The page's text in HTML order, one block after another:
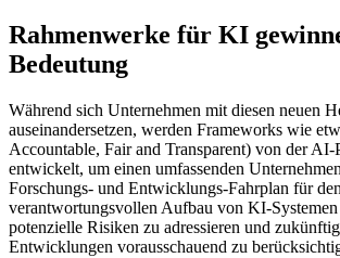
Rahmenwerke für KI
Bedeutung
Während sich Unternehmen mit diesen neuen
auseinandersetzen, werden Frameworks wie
Accountable, Fair and Transparent) von der
entwickelt, um einen umfassenden
Forschungs- und Entwicklungs-Fahrplan für den
verantwortungsvollen Aufbau von KI-Systemen
potenzielle Risiken zu adressieren und
Entwicklungen vorausschauend zu